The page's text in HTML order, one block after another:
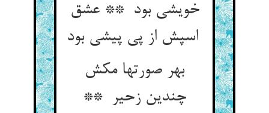
خویشی بود ** عشق
اسپش از پی پیشی بود
بهر صورتها مکش
چندین زحیر **